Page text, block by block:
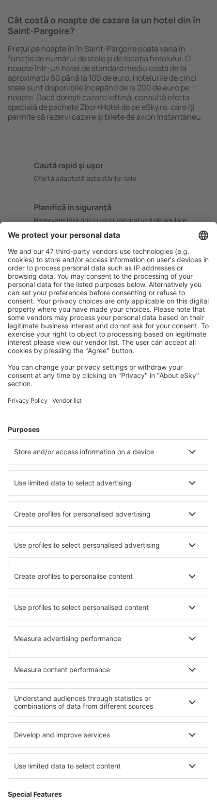
Cât costă o noapte de cazare la un hotel din în
Saint-Pargoire?
Prețul pe noapte în în Saint-Pargoire poate varia în
funcție de numărul de stele și de locaţia hotelului. O
noapte într-un hotel de standard mediu costă de la
aproximativ 50 până la 100 de euro. Hotelurile de cinci
stele sunt disponibile ȋncepând de la 200 de euro pe
noapte. Dacă doreşti cazare ieftină, consultă oferta
specială de pachete Zbor+Hotel de pe eSky.ro, care ȋţi
permite să rezervi cazare și bilete de avion instantaneu.
Caută rapid şi uşor
Ofertă adaptată aşteptărilor tale.
Planifică ȋn siguranţă
Rezervare fără griji cu opțiune gratuită de anulare.
Economiseşte mai mult
Prețuri atractive și oferte speciale pentru utilizatorii
conectați.
Cazarea preferată
Alege din peste 1,3 mil. de opţiuni: hoteluri, cabane,
apartamente și altele.
Cele mai căutate hoteluri de către utilizatorii eSky
Hoteluri în Franţa - Orașe populare
Hoteluri în Cannes
Hoteluri în Sarlat-la-Caneda Hoteluri în Arâches
Hoteluri în Le Havre Hoteluri în Mimizan
Cele mai bune hoteluri - orașe
Hoteluri în Korba Hoteluri în Williamston
Hoteluri în Travers Hoteluri în Gefrees
Hoteluri în Meppershall Hoteluri în Oracabessa
Hoteluri Ramallah Hoteluri în Merine Di Lizzanello
Cele mai bune hoteluri - regiuni
Hoteluri în Picardy Hoteluri în Corsica
Hoteluri în Provence-Alpes-Cote d'Azur
Hoteluri in Los Padres National Forest
Hoteluri in Karongwe Game Reserve
Hoteluri in Regiunea Maule Hoteluri in Upper Povazie